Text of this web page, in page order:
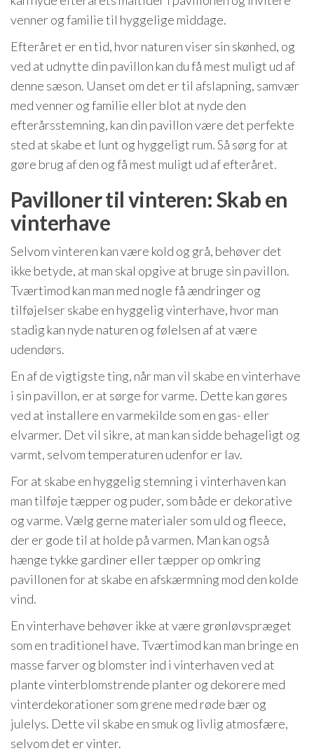
venner og familie til hyggelige middage.
Efteråret er en tid, hvor naturen viser sin skønhed, og
ved at udnytte din pavillon kan du få mest muligt ud af
denne sæson. Uanset om det er til afslapning, samvær
med venner og familie eller blot at nyde den
efterårsstemning, kan din pavillon være det perfekte
sted at skabe et lunt og hyggeligt rum. Så sørg for at
gøre brug af den og få mest muligt ud af efteråret.
Pavilloner til vinteren: Skab en
vinterhave
Selvom vinteren kan være kold og grå, behøver det
ikke betyde, at man skal opgive at bruge sin pavillon.
Tværtimod kan man med nogle få ændringer og
tilføjelser skabe en hyggelig vinterhave, hvor man
stadig kan nyde naturen og følelsen af at være
udendørs.
En af de vigtigste ting, når man vil skabe en vinterhave
i sin pavillon, er at sørge for varme. Dette kan gøres
ved at installere en varmekilde som en gas- eller
elvarmer. Det vil sikre, at man kan sidde behageligt og
varmt, selvom temperaturen udenfor er lav.
For at skabe en hyggelig stemning i vinterhaven kan
man tilføje tæpper og puder, som både er dekorative
og varme. Vælg gerne materialer som uld og fleece,
der er gode til at holde på varmen. Man kan også
hænge tykke gardiner eller tæpper op omkring
pavillonen for at skabe en afskærmning mod den kolde
vind.
En vinterhave behøver ikke at være grønløvspræget
som en traditionel have. Tværtimod kan man bringe en
masse farver og blomster ind i vinterhaven ved at
plante vinterblomstrende planter og dekorere med
vinterdekorationer som grene med røde bær og
julelys. Dette vil skabe en smuk og livlig atmosfære,
selvom det er vinter.